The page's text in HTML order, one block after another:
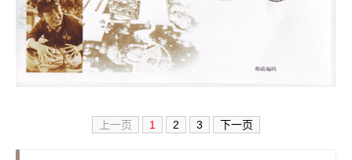
上一页 1 2 3 下一页